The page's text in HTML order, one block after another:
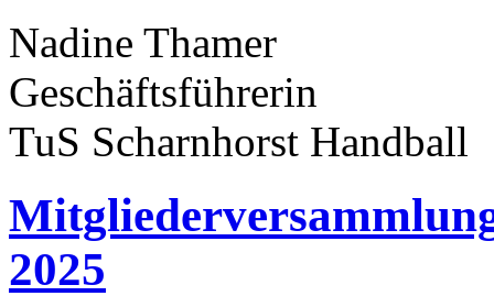
Nadine Thamer
Geschäftsführerin
TuS Scharnhorst Handball
2025